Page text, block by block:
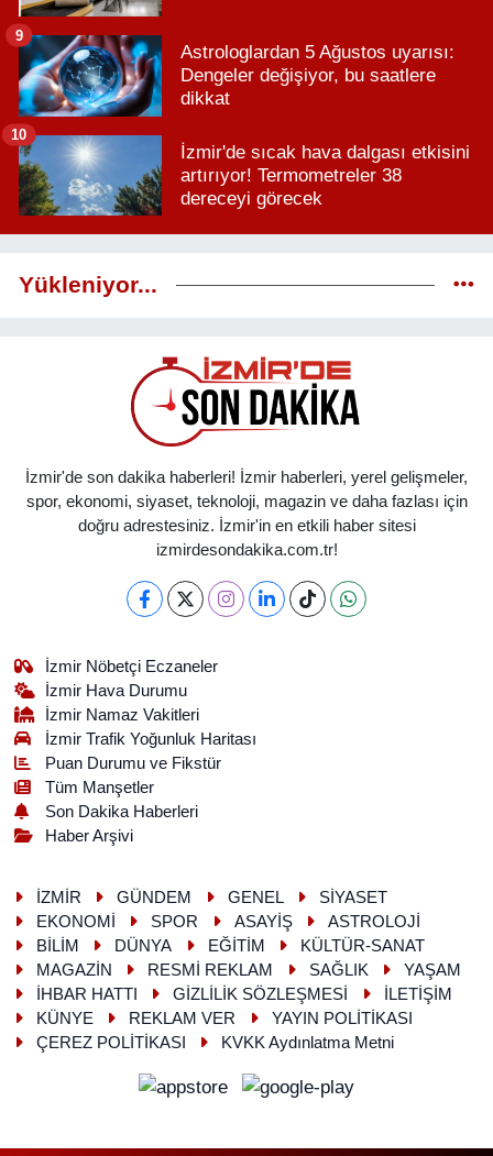
Astrologlardan 5 Ağustos uyarısı:
Dengeler değişiyor, bu saatlere
dikkat
9
İzmir'de sıcak hava dalgası etkisini
artırıyor! Termometreler 38
dereceyi görecek
10
Yükleniyor...
İzmir'de son dakika haberleri! İzmir haberleri, yerel gelişmeler,
spor, ekonomi, siyaset, teknoloji, magazin ve daha fazlası için
doğru adrestesiniz. İzmir'in en etkili haber sitesi
izmirdesondakika.com.tr!
İzmir Nöbetçi Eczaneler
İzmir Hava Durumu
İzmir Namaz Vakitleri
İzmir Trafik Yoğunluk Haritası
Puan Durumu ve Fikstür
Tüm Manşetler
Son Dakika Haberleri
Haber Arşivi
İZMİR GÜNDEM GENEL
SİYASET
EKONOMİ
SPOR ASAYİŞ
ASTROLOJİ
BİLİM
DÜNYA EĞİTİM
KÜLTÜR-SANAT
MAGAZİN
RESMİ REKLAM SAĞLIK
YAŞAM
İHBAR HATTI
GİZLİLİK SÖZLEŞMESİ
İLETİŞİM
KÜNYE
REKLAM VER
YAYIN POLİTİKASI
ÇEREZ POLİTİKASI
KVKK Aydınlatma Metni